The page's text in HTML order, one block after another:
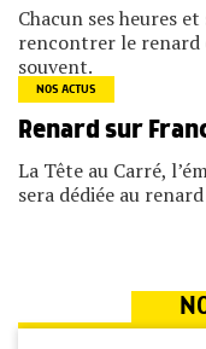
Chacun ses heures
rencontrer le renard
souvent.
NOS ACTUS
Renard sur
La Tête au Carré,
sera dédiée au